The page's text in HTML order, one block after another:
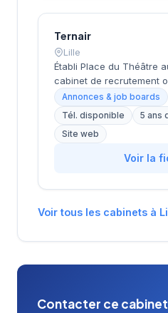
conseil en ressources
Ternair
Lille
Établi Place du Théâtre
cabinet de recrutement
direction de Larivière
stratégique de la
structure accompagne
régionales dans leurs
approche personnalisée
excellente réputation
satisfaction tant des
Annonces & job boards
Tél. disponible
5 ans
Site web
Voir la
Voir tous les cabinets à
Contacter ce cabinet